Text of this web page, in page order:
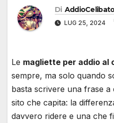
Di
LUG 25, 2024
Le magliette per addio al
sempre, ma solo quando
basta scrivere una frase a
sito che capita: la
davvero ridere e una che